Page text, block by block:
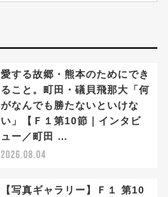
愛する故郷・熊本のためにでき
ること。町田・礒貝飛那大「何
がなんでも勝たないといけな
い」【Ｆ１第10節｜インタビ
ュー／町田 …
2026.08.04
【写真ギャラリー】Ｆ１ 第10